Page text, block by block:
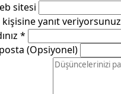
sitesi
kişisine yanıt veriyorsunuz
*
(Opsiyonel)